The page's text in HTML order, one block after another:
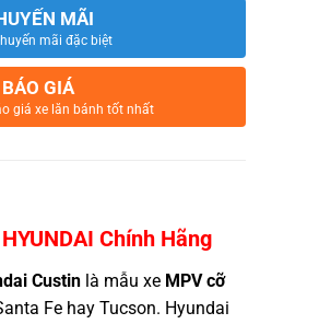
MÃI
mãi đặc biệt
GIÁ
giá xe lăn bánh tốt nhất
HYUNDAI Chính Hãng
Custinlà mẫu xe MPV cỡ
Fe hay Tucson. Hyundai